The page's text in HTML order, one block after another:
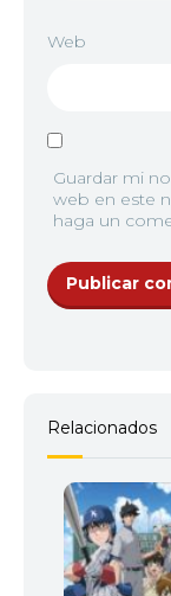
Web
Guardar mi
web en este
haga un
Relacionados